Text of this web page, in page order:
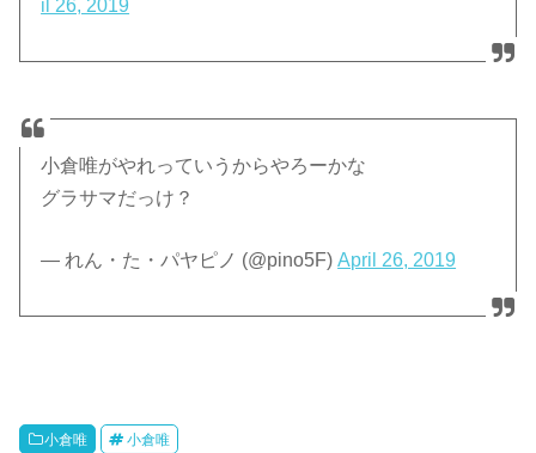
il 26, 2019
小倉唯がやれっていうからやろーかな
グラサマだっけ？
— れん・た・パヤピノ (@pino5F)April 26, 2019
小倉唯 小倉唯